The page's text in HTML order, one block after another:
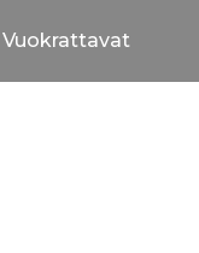
Vuokrattavat